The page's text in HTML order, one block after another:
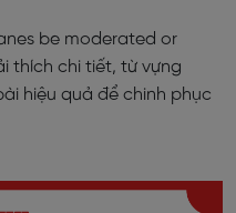
be moderated or
thích chi tiết, từ vựng
hiệu quả để chinh phục